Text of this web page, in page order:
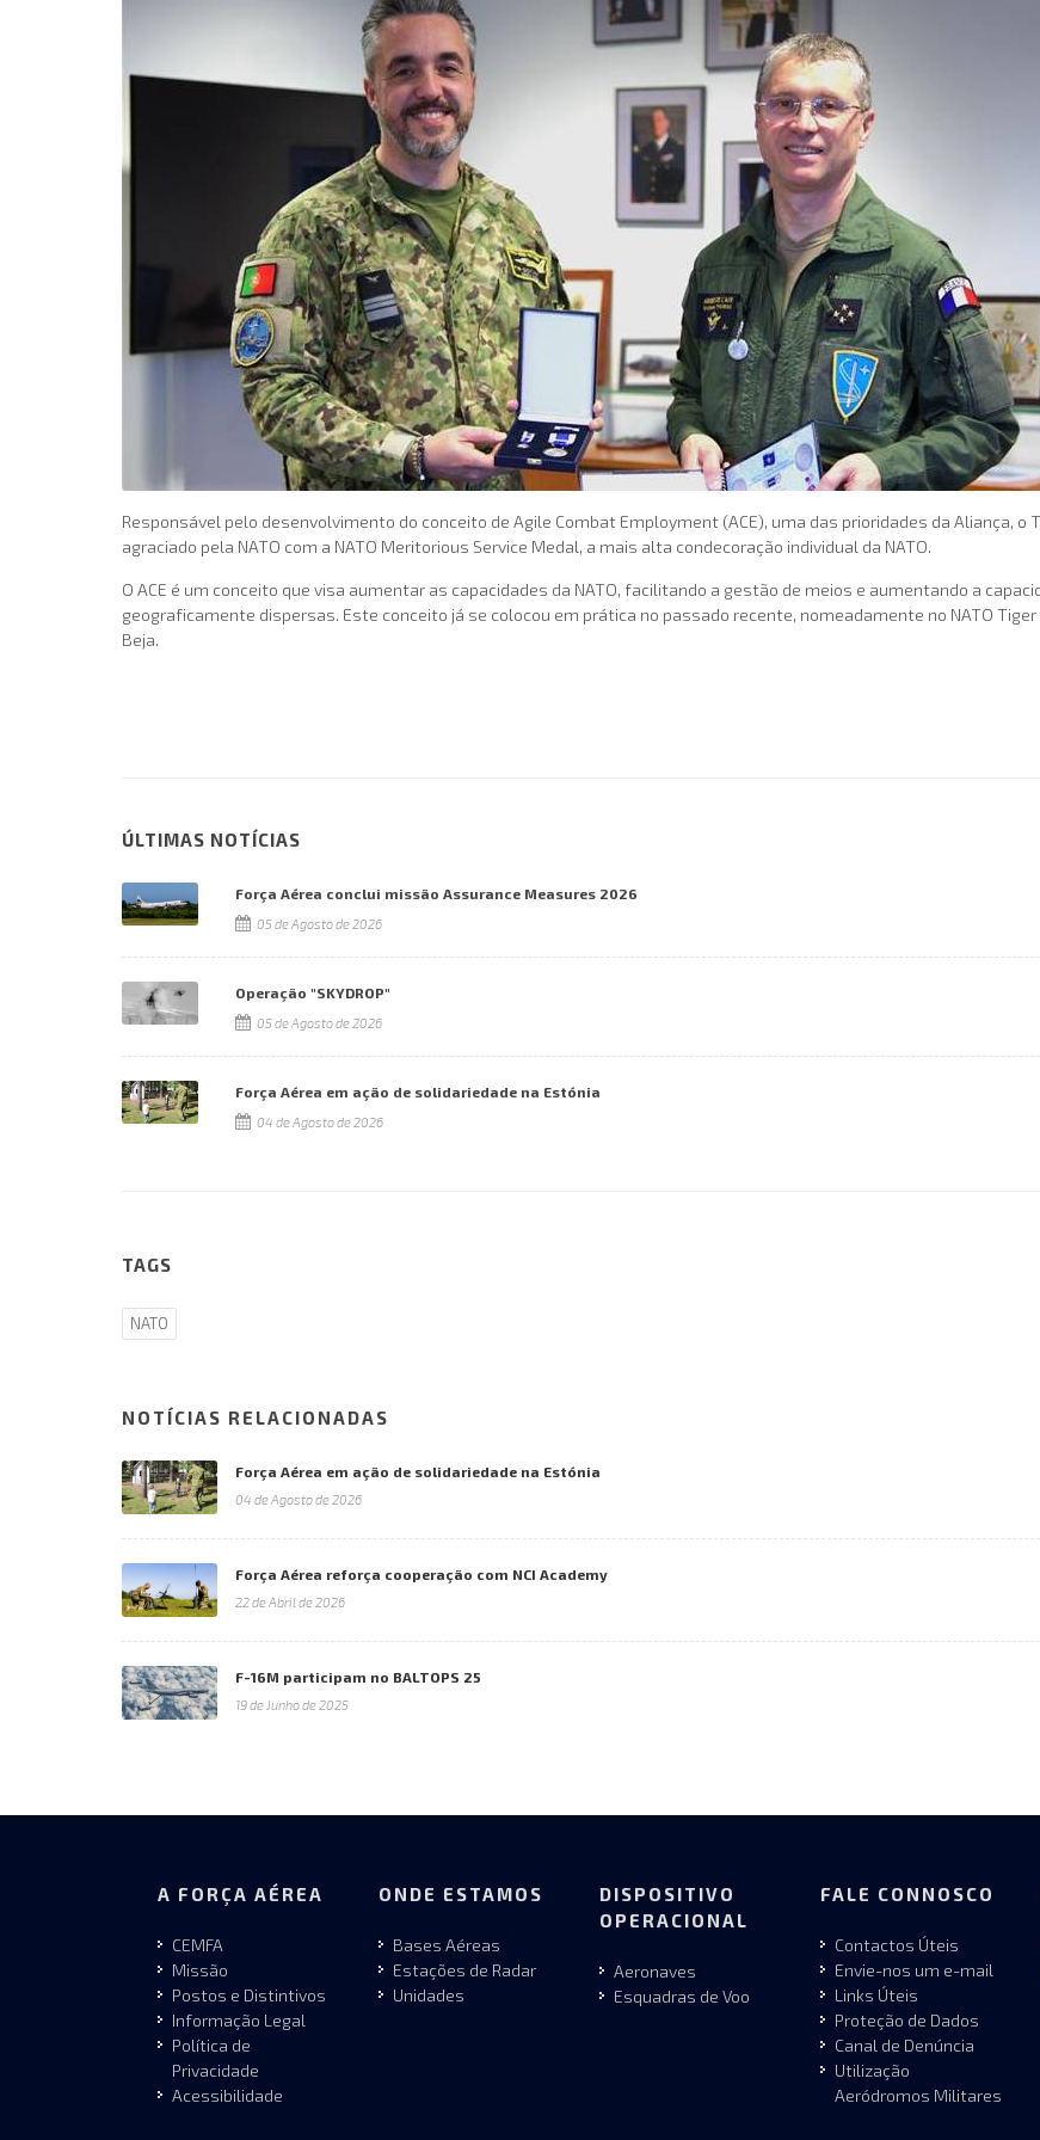
Responsável pelo desenvolvimento do conceito de Agile Combat Employment (ACE), uma das prioridades da Aliança, o
agraciado pela NATO com a NATO Meritorious Service Medal, a mais alta condecoração individual da NATO.
O ACE é um conceito que visa aumentar as capacidades da NATO, facilitando a gestão de meios e aumentando a
geograficamente dispersas. Este conceito já se colocou em prática no passado recente, nomeadamente no NATO Tiger
Beja.
ÚLTIMAS NOTÍCIAS
Força Aérea conclui missão Assurance Measures 2026
05 de Agosto de 2026
Operação "SKYDROP"
05 de Agosto de 2026
Força Aérea em ação de solidariedade na Estónia
04 de Agosto de 2026
TAGS
NATO
NOTÍCIAS RELACIONADAS
Força Aérea em ação de solidariedade na Estónia
04 de Agosto de 2026
Força Aérea reforça cooperação com NCI Academy
22 de Abril de 2026
F-16M participam no BALTOPS 25
19 de Junho de 2025
A FORÇA AÉREA
CEMFA
Missão
Postos e Distintivos
Informação Legal
Política de
Privacidade
Acessibilidade
ONDE ESTAMOS
Bases Aéreas
Estações de Radar
Unidades
DISPOSITIVO
OPERACIONAL
Aeronaves
Esquadras de Voo
FALE CONNOSCO
Contactos Úteis
Envie-nos um e-mail
Links Úteis
Proteção de Dados
Canal de Denúncia
Utilização
Aeródromos Militares